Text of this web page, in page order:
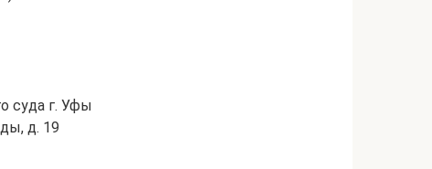
суда г. Уфы
д. 19